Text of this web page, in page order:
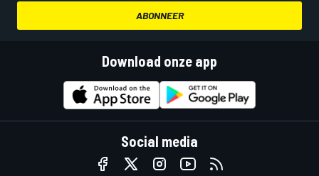
ABONNEER
Download onze app
Social media